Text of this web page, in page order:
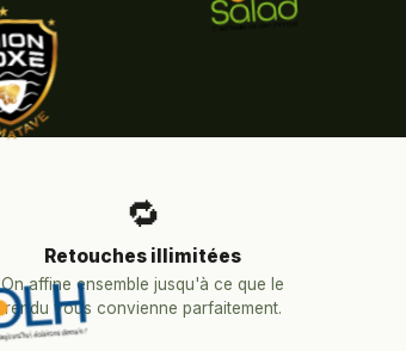
🔁
Retouches illimitées
On affine ensemble jusqu'à ce que le
rendu vous convienne parfaitement.